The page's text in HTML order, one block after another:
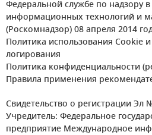
Федеральной службе по надзору
информационных технологий и
(Роскомнадзор) 08 апреля 2014
Политика использования Cookie
логирования
Политика конфиденциальности
Правила применения
Свидетельство о регистрации Эл
Учредитель: Федеральное
предприятие Международное